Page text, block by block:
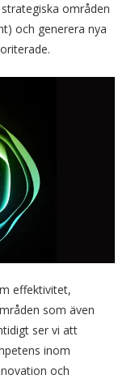
områden
och generera nya
effektivitet,
som även
ser vi att
inom
och